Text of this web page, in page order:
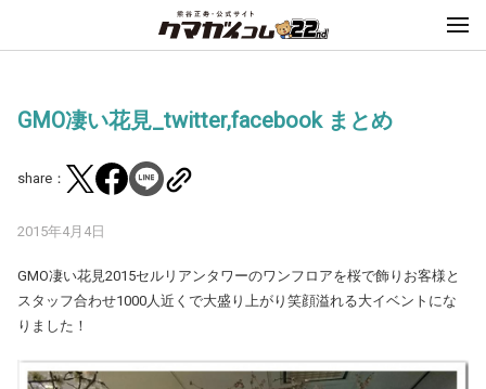
GMO凄い花見_twitter,facebook まとめ
share：
2015年4月4日
GMO凄い花見2015セルリアンタワーのワンフロアを桜で飾りお客様と
スタッフ合わせ1000人近くで大盛り上がり笑顔溢れる大イベントにな
りました！